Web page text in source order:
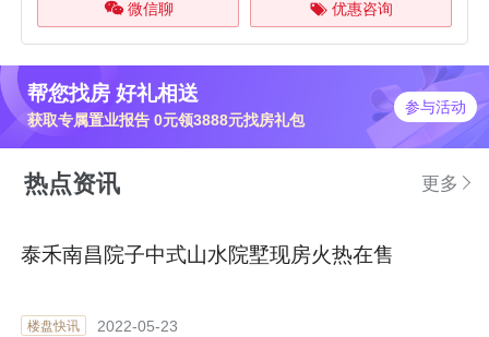
微信聊 优惠咨询
帮您找房 好礼相送
获取专属置业报告 0元领3888元找房礼包
参与活动
热点资讯 更多
泰禾南昌院子中式山水院墅现房火热在售
楼盘快讯 2022-05-23